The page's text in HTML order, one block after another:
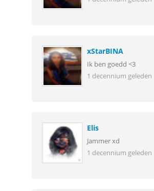
xStarBINA
Ik ben goedd <3
1 decennium geleden
Elis
Jammer xd
1 decennium geleden